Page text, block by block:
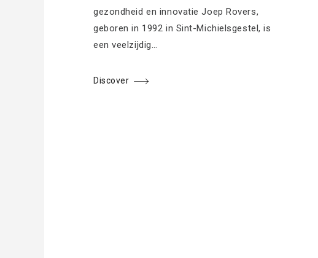
gezondheid en innovatie Joep Rovers,
geboren in 1992 in Sint-Michielsgestel, is
een veelzijdig…
Discover